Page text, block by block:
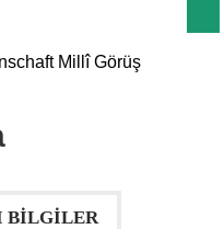
BİLGİLER